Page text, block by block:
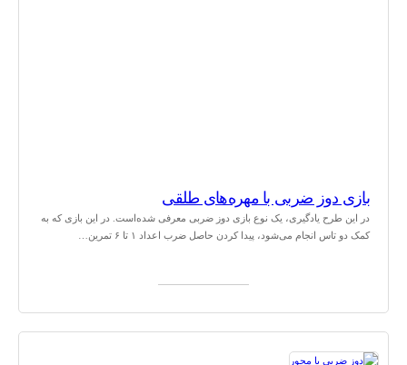
بازی دوز ضربی با مهره‌های طلقی
در این طرح یادگیری، یک نوع بازی دوز ضربی معرفی شده‌است. در این بازی که به
کمک دو تاس انجام می‌شود، پیدا کردن حاصل ضرب اعداد ۱ تا ۶ تمرین…